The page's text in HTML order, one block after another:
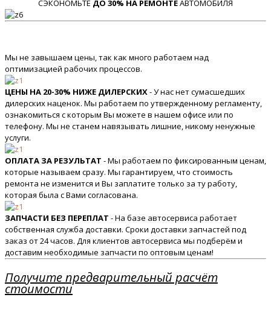
СЭКОНОМЬТЕ ДО 30% НА РЕМОНТЕАВТОМОБИЛЯ
Мы не завышаем цены, так как много работаем над
оптимизацией рабочих процессов.
ЦЕНЫ НА 20-30% НИЖЕ ДИЛЕРСКИХ- У нас нет сумасшедших
дилерских наценок. Мы работаем по утвержденному регламенту,
ознакомиться с которым Вы можете в нашем офисе или по
телефону. Мы не станем навязывать лишние, никому ненужные
услуги.
ОПЛАТА ЗА РЕЗУЛЬТАТ - Мы работаем по фиксированным ценам,
которые называем сразу. Мы гарантируем, что стоимость
ремонта не изменится и Вы заплатите только за ту работу,
которая была с Вами согласована.
ЗАПЧАСТИ БЕЗ ПЕРЕПЛАТ - На базе автосервиса работает
собственная служба доставки. Сроки доставки запчастей под
заказ от 24 часов. Для клиентов автосервиса мы подберём и
доставим необходимые запчасти по оптовым ценам!
Получите предварительный расчёт
стоимости